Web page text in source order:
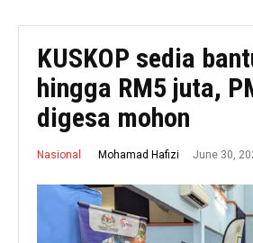
KUSKOP sedia
hingga RM5 juta,
digesa mohon
Nasional Mohamad Hafizi June 30,